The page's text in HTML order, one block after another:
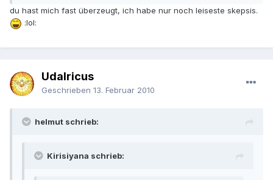
du hast mich fast überzeugt, ich habe nur noch leiseste skepsis.
:lol:
Udalricus
Geschrieben 13. Februar 2010
helmut schrieb:
Kirisiyana schrieb: